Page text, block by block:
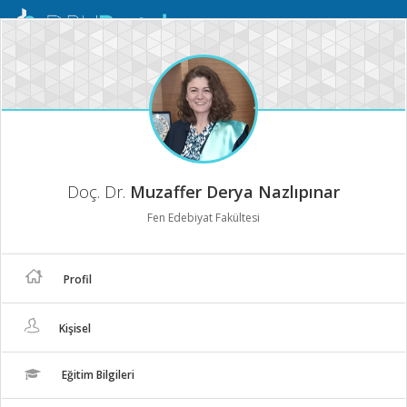
Mobil
Doç. Dr. Muzaffer Derya Nazlıpınar
Fen Edebiyat Fakültesi
Profil
Kişisel
Eğitim Bilgileri